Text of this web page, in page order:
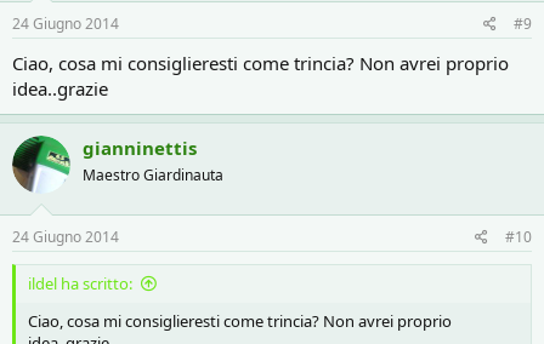
24 Giugno 2014 #9
Ciao, cosa mi consiglieresti come trincia? Non avrei proprio
idea..grazie
gianninettis
Maestro Giardinauta
24 Giugno 2014 #10
ildel ha scritto:
Ciao, cosa mi consiglieresti come trincia? Non avrei proprio